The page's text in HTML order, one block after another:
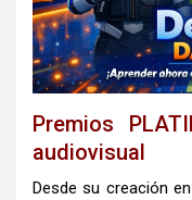
Premios
audiovisual
Desde su creación